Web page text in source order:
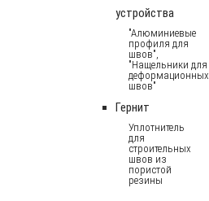
устройства
"Алюминиевые
профиля для
швов",
"Нащельники для
деформационных
швов"
Гернит
Уплотнитель
для
строительных
швов из
пористой
резины